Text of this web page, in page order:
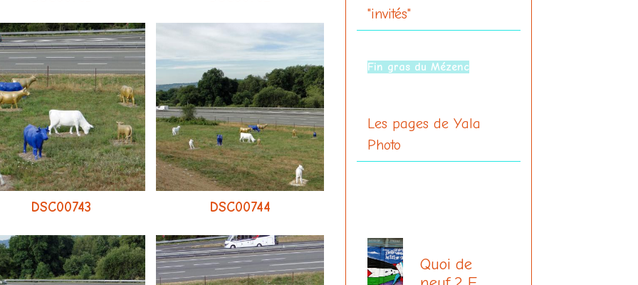
DSC00743 DSC00744
"invités"
Fin gras du Mézenc
Les pages de Yala
Photo
Quoi de